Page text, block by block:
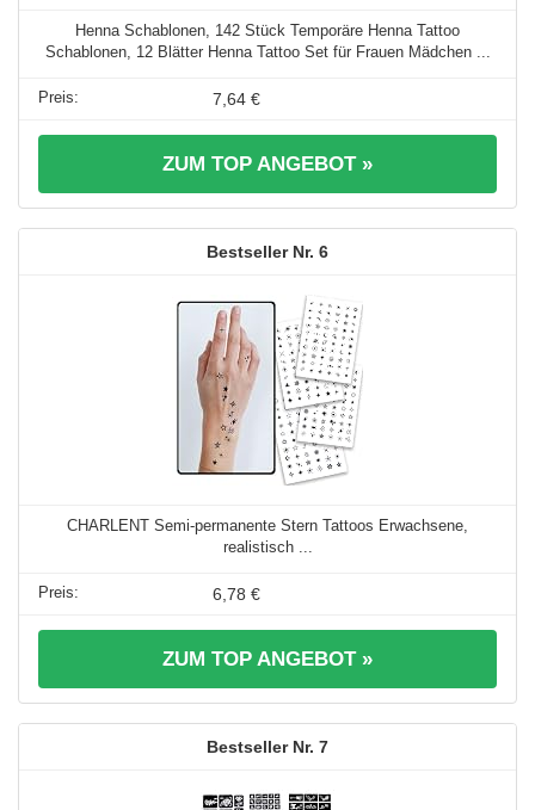
Henna Schablonen, 142 Stück Temporäre Henna Tattoo
Schablonen, 12 Blätter Henna Tattoo Set für Frauen Mädchen ...
7,64 €
ZUM TOP ANGEBOT »
6
CHARLENT Semi-permanente Stern Tattoos Erwachsene,
realistisch ...
6,78 €
ZUM TOP ANGEBOT »
7